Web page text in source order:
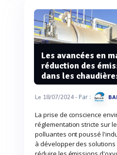
Les avancées en
réduction des
dans les
Le 18/07/2024- Par :
La prise de conscience
réglementation stricte sur
polluantes ont poussé
à développer des